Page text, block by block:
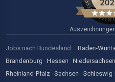
Jobs nach Bundesland: Baden-
Brandenburg · Hessen · Niedersachsen
Rheinland-Pfalz · Sachsen ·